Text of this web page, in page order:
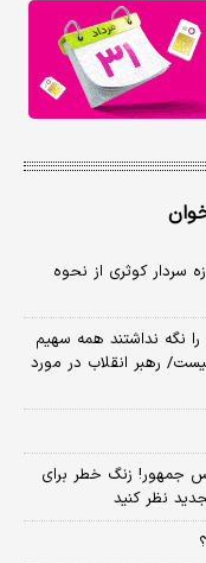
سردار کوثری از نحوه
را نگه نداشتند همه سهیم
رهبر انقلاب در مورد
جمهور! زنگ خطر برای
نظر کنید